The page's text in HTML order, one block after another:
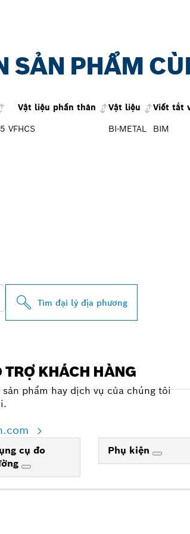
SẢN PHẨM
Vật liệu phần thân Vật liệu Viết tắt
VFHCS BI-METAL BIM
Tìm đại lý địa phương
TRỢ KHÁCH HÀNG
phẩm hay dịch vụ của chúng tôi
cụ đo
Phụ kiện